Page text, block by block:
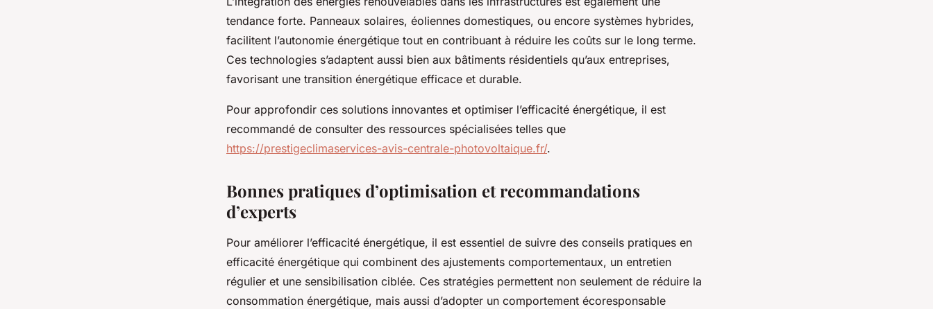
tendance forte. Panneaux solaires, éoliennes domestiques, ou encore systèmes hybrides,
facilitent l’autonomie énergétique tout en contribuant à réduire les coûts sur le long terme.
Ces technologies s’adaptent aussi bien aux bâtiments résidentiels qu’aux entreprises,
favorisant une transition énergétique efficace et durable.
Pour approfondir ces solutions innovantes et optimiser l’efficacité énergétique, il est
recommandé de consulter des ressources spécialisées telles que
https://prestigeclimaservices-avis-centrale-photovoltaique.fr/.
Bonnes pratiques d’optimisation et recommandations
d’experts
Pour améliorer l’efficacité énergétique, il est essentiel de suivre des conseils pratiques en
efficacité énergétique qui combinent des ajustements comportementaux, un entretien
régulier et une sensibilisation ciblée. Ces stratégies permettent non seulement de réduire la
consommation énergétique, mais aussi d’adopter un comportement écoresponsable